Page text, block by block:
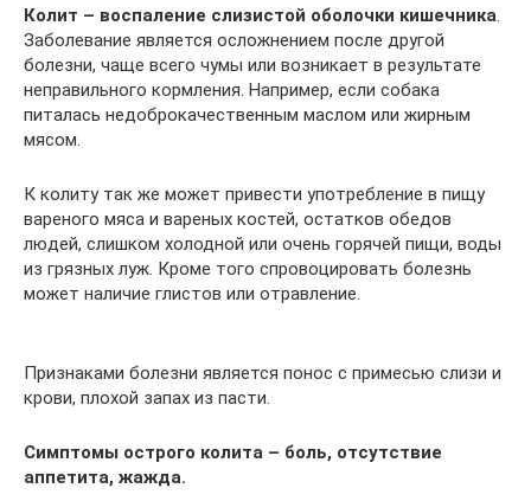
Колит – воспаление слизистой оболочки кишечника
Заболевание является осложнением после другой
болезни, чаще всего чумы или возникает в результате
неправильного кормления. Например, если собака
питалась недоброкачественным маслом или жирным
мясом.
К колиту так же может привести употребление в пищу
вареного мяса и вареных костей, остатков обедов
людей, слишком холодной или очень горячей пищи, воды
из грязных луж. Кроме того спровоцировать болезнь
может наличие глистов или отравление.
Признаками болезни является понос с примесью слизи и
крови, плохой запах из пасти.
Симптомы острого колита – боль, отсутствие
аппетита, жажда.